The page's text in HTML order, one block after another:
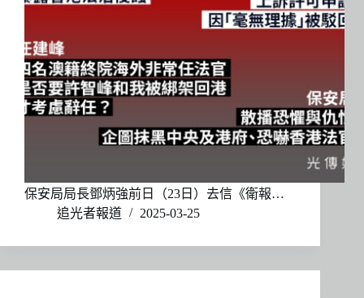
保安局局長鄧炳強前日（23日）去信《衛報…
追光者報道
2025-03-25